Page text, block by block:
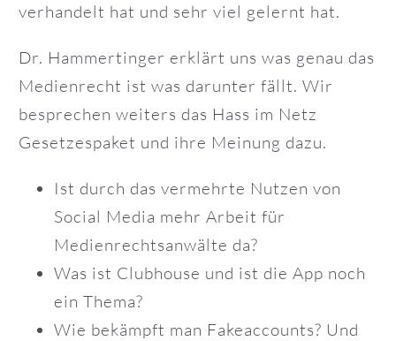
verhandelt hat und sehr viel gelernt hat.
Dr. Hammertinger erklärt uns was genau das
Medienrecht ist was darunter fällt. Wir
besprechen weiters das Hass im Netz
Gesetzespaket und ihre Meinung dazu.
Ist durch das vermehrte Nutzen von
Social Media mehr Arbeit für
Medienrechtsanwälte da?
Was ist Clubhouse und ist die App noch
ein Thema?
Wie bekämpft man Fakeaccounts? Und